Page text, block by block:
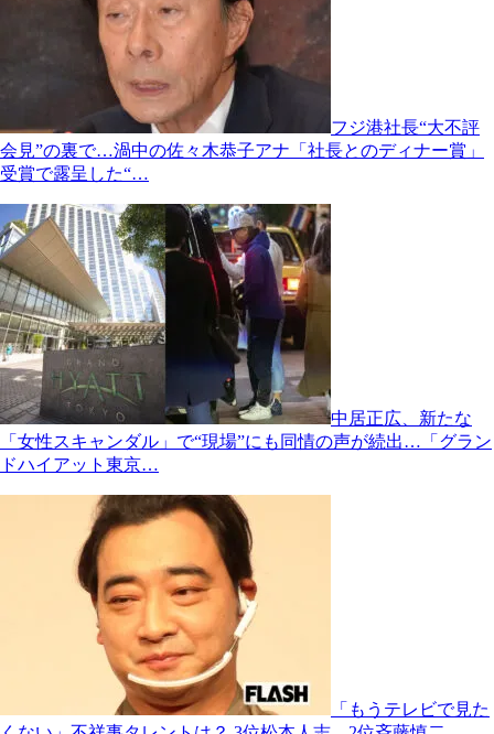
フジ港社長“大不評
会見”の裏で…渦中の佐々木恭子アナ「社長とのディナー賞」
受賞で露呈した“…
中居正広、新たな
「女性スキャンダル」で“現場”にも同情の声が続出…「グラン
ドハイアット東京…
「もうテレビで見た